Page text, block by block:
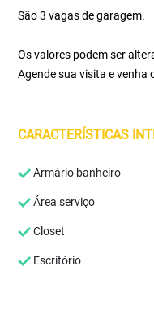
São 3 vagas de garagem.
Os valores podem ser
Agende sua visita e venha
CARACTERÍSTICAS
Armário banheiro
Área serviço
Closet
Escritório